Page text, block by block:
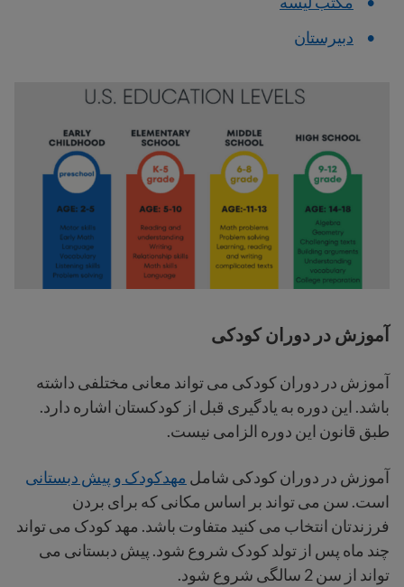
دبیرستان
آموزش در دوران کودکی
آموزش در دوران کودکی می تواند معانی مختلفی داشته
باشد. این دوره به یادگیری قبل از کودکستان اشاره دارد.
طبق قانون این دوره الزامی نیست.
آموزش در دوران کودکی شامل مهدکودک و پیش دبستانی
است. سن می تواند بر اساس مکانی که برای بردن
فرزندتان انتخاب می کنید متفاوت باشد. مهد کودک می تواند
چند ماه پس از تولد کودک شروع شود. پیش دبستانی می
تواند از سن 2 سالگی شروع شود.